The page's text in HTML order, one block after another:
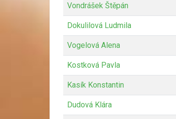
Vondrášek Štěpán
Dokulilová Ludmila
Vogelová Alena
Kostková Pavla
Kasík Konstantin
Dudová Klára